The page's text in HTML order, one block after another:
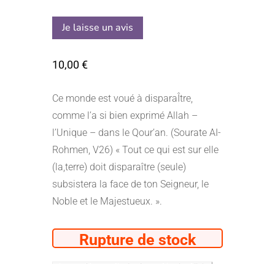
Je laisse un avis
10,00€
Ce monde est voué à disparaÎtre,
comme l’a si bien exprimé Allah –
l’Unique – dans le Qour’an. (Sourate AI-
Rohmen, V26) « Tout ce qui est sur elle
(la,terre) doit disparaître (seule)
subsistera la face de ton Seigneur, le
Noble et le Majestueux. ».
Rupture de stock